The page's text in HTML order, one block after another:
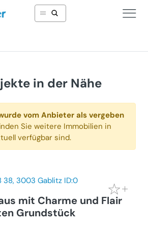
in der Nähe
vom Anbieter als vergeben
Sie weitere Immobilien in
verfügbar sind.
mit Charme und Flair
Grundstück